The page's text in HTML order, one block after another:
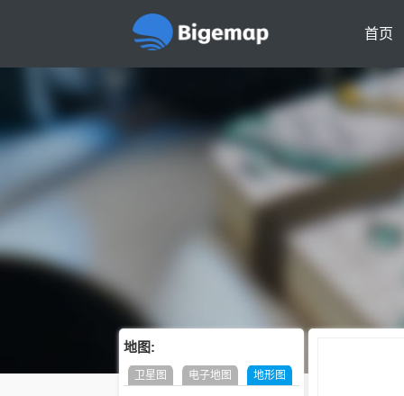
首页
地图:
卫星图 电子地图 地形图